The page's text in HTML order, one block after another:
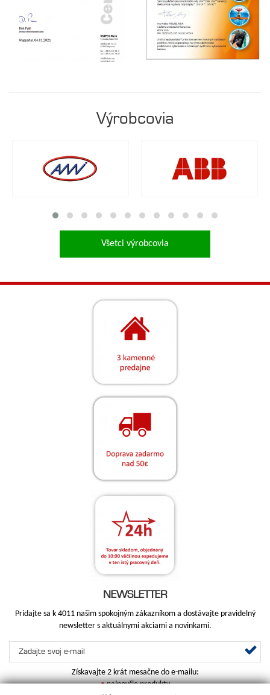
Výrobcovia
Všetci výrobcovia
NEWSLETTER
Pridajte sa k 4011 našim spokojným zákazníkom a dostávajte pravidelný
newsletter s aktuálnymi akciami a novinkami.
Získavajte 2 krát mesačne do e-mailu:
•najnovšie produkty